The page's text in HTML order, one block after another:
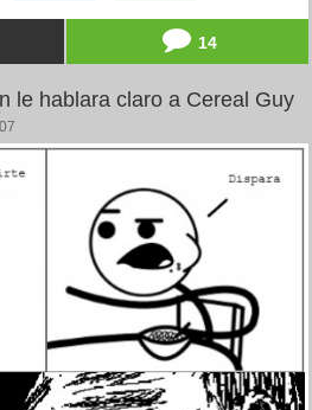
14
le hablara claro a Cereal Guy